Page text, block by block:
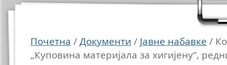
Почетна /Документи / Јавне набавке /
„Куповина материјала за хигијену“,